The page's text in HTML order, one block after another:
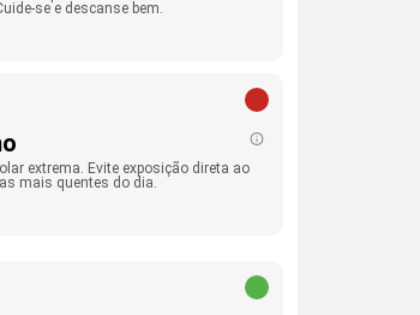
se e descanse bem.
extrema. Evite exposição direta ao
mais quentes do dia.